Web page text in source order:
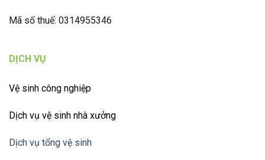
Mã số thuế: 0314955346
DỊCH VỤ
Vệ sinh công nghiệp
Dịch vụ vệ sinh nhà xưởng
Dịch vụ tổng vệ sinh